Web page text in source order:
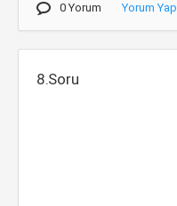
0 Yorum Yorum Yap
8.Soru